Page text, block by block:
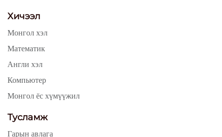
Хичээл
Монгол хэл
Математик
Англи хэл
Компьютер
Монгол ёс хүмүүжил
Тусламж
Гарын авлага